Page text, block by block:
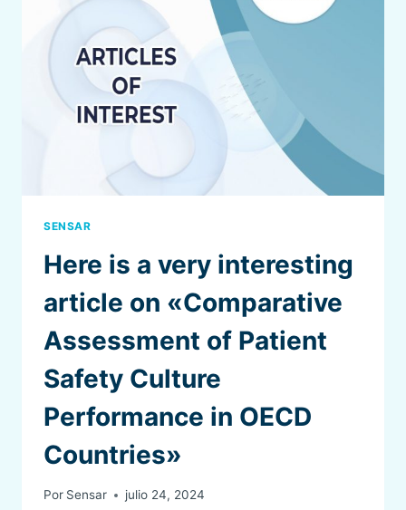
SENSAR
Here is a very interesting
article on «Comparative
Assessment of Patient
Safety Culture
Performance in OECD
Countries»
Por Sensar julio 24, 2024